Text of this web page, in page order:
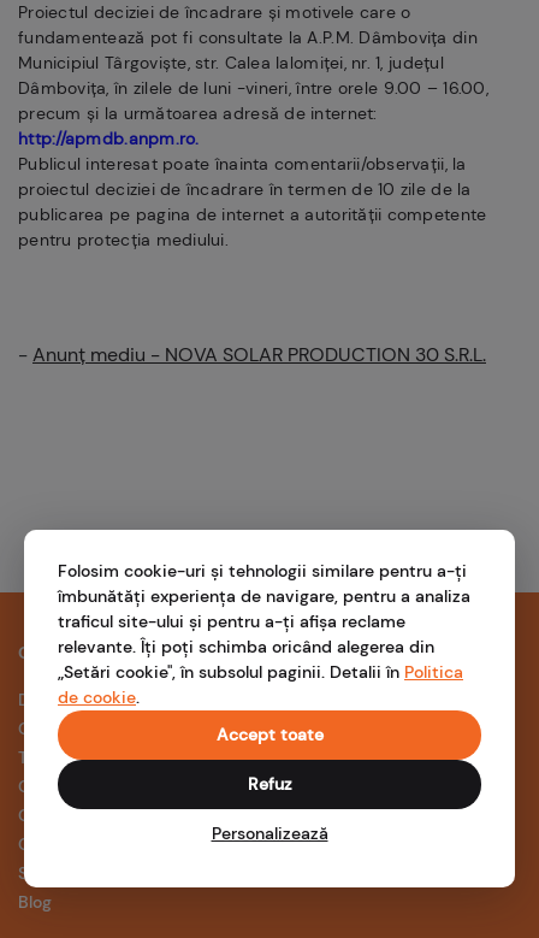
Proiectul deciziei de încadrare și motivele care o
fundamentează pot fi consultate la A.P.M. Dâmbovița din
Municipiul Târgoviște, str. Calea Ialomiţei, nr. 1, județul
Dâmbovița, în zilele de luni -vineri, între orele 9.00 – 16.00,
precum și la următoarea adresă de internet:
http://apmdb.anpm.ro.
Publicul interesat poate înainta comentarii/observații, la
proiectul deciziei de încadrare în termen de 10 zile de la
publicarea pe pagina de internet a autorității competente
pentru protecția mediului.
-Anunț mediu - NOVA SOLAR PRODUCTION 30 S.R.L.
COMPANIE
Despre noi
Cariere
Termeni și condiții
Confidențialitate
Conformitate
Cookies
Setări cookie
Blog
SUPORT
Ghidul prosumatorului
Aplicația NOVA
Formular suport
Folosim cookie-uri și tehnologii similare pentru a-ți
îmbunătăți experiența de navigare, pentru a analiza
traficul site-ului și pentru a-ți afișa reclame
relevante. Îți poți schimba oricând alegerea din
„Setări cookie", în subsolul paginii. Detalii în Politica
de cookie.
Accept toate
Refuz
Personalizează